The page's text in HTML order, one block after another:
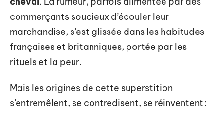
commerçants soucieux d’écouler leur
marchandise, s’est glissée dans les habitudes
françaises et britanniques, portée par les
rituels et la peur.
Mais les origines de cette superstition
s’entremêlent, se contredisent, se réinventent :